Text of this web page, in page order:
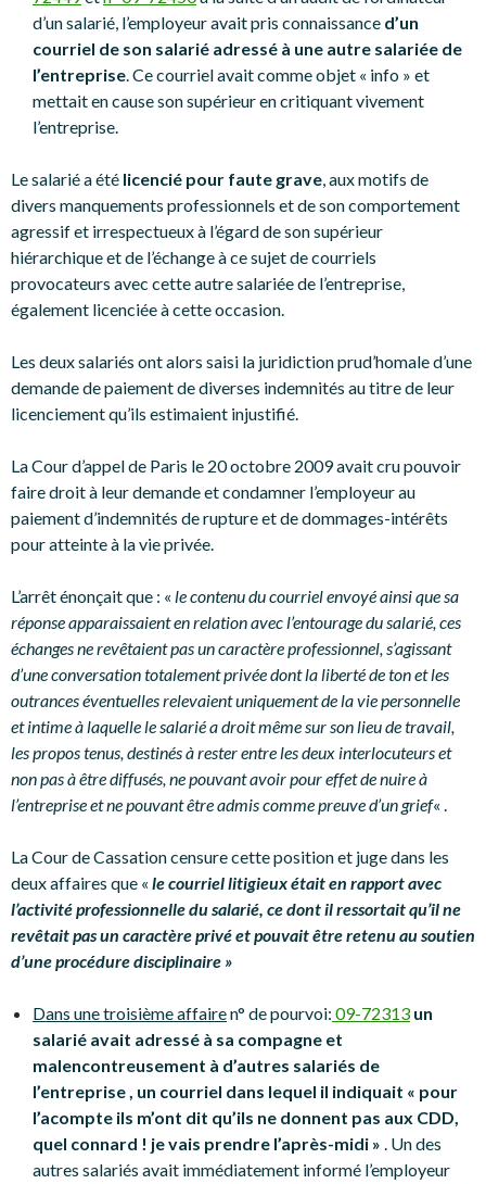
d’un salarié, l’employeur avait pris connaissance d’un
courriel de son salarié adressé à une autre salariée de
l’entreprise. Ce courriel avait comme objet « info » et
mettait en cause son supérieur en critiquant vivement
l’entreprise.
Le salarié a été licencié pour faute grave, aux motifs de
divers manquements professionnels et de son comportement
agressif et irrespectueux à l’égard de son supérieur
hiérarchique et de l’échange à ce sujet de courriels
provocateurs avec cette autre salariée de l’entreprise,
également licenciée à cette occasion.
Les deux salariés ont alors saisi la juridiction prud’homale d’une
demande de paiement de diverses indemnités au titre de leur
licenciement qu’ils estimaient injustifié.
La Cour d’appel de Paris le 20 octobre 2009 avait cru pouvoir
faire droit à leur demande et condamner l’employeur au
paiement d’indemnités de rupture et de dommages-intérêts
pour atteinte à la vie privée.
L’arrêt énonçait que : « le contenu du courriel envoyé ainsi que sa
réponse apparaissaient en relation avec l’entourage du salarié, ces
échanges ne revêtaient pas un caractère professionnel, s’agissant
d’une conversation totalement privée dont la liberté de ton et les
outrances éventuelles relevaient uniquement de la vie personnelle
et intime à laquelle le salarié a droit même sur son lieu de travail,
les propos tenus, destinés à rester entre les deux interlocuteurs et
non pas à être diffusés, ne pouvant avoir pour effet de nuire à
l’entreprise et ne pouvant être admis comme preuve d’un grief« .
La Cour de Cassation censure cette position et juge dans les
deux affaires que « le courriel litigieux était en rapport avec
l’activité professionnelle du salarié, ce dont il ressortait qu’il ne
revêtait pas un caractère privé et pouvait être retenu au soutien
d’une procédure disciplinaire »
Dans une troisième affairen° de pourvoi: 09-72313 un
salarié avait adressé à sa compagne et
malencontreusement à d’autres salariés de
l’entreprise , un courriel dans lequel il indiquait « pour
l’acompte ils m’ont dit qu’ils ne donnent pas aux CDD,
quel connard ! je vais prendre l’après-midi » . Un des
autres salariés avait immédiatement informé l’employeur